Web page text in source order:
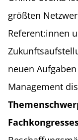
größten
Referent:innen
neuen
Management